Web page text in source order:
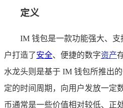
定义
IM 钱包是一款功能强大、
户打造了安全、便捷的数字资产
水龙头则是基于 IM 钱包所推出
定的时间周期，向用户发放一定
币通常是一些价值相对较低、正